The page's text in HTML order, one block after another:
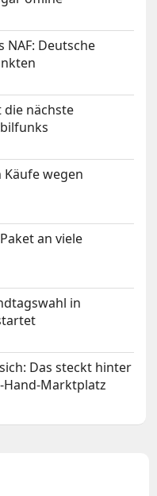
NAF: Deutsche
die nächste
Käufe wegen
an viele
in
Das steckt hinter
Hand-Marktplatz